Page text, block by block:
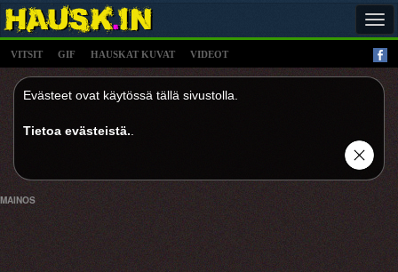
VITSIT GIF HAUSKAT KUVAT VIDEOT
Evästeet ovat käytössä tällä sivustolla.
Tietoa evästeistä.
MAINOS